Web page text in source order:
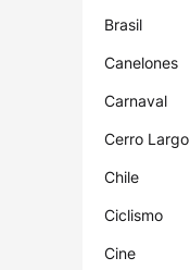
Brasil
Canelones
Carnaval
Cerro Largo
Chile
Ciclismo
Cine